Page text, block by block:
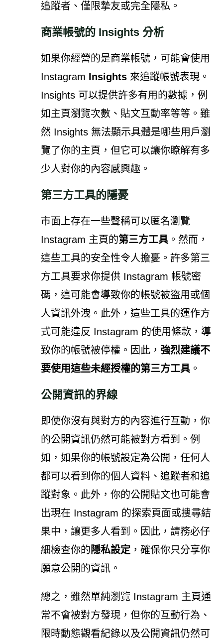
追蹤者、僅限摯友或完全隱私 。
商業帳號的 Insights 分析
如果你經營的是商業帳號，可能會使用
Instagram Insights來追蹤帳號表現。
Insights 可以提供許多有用的數據，例
如主頁瀏覽次數、貼文互動率等等。雖
然 Insights 無法顯示具體是哪些用戶瀏
覽了你的主頁，但它可以讓你瞭解有多
少人對你的內容感興趣 。
第三方工具的隱憂
市面上存在一些聲稱可以匿名瀏覽
Instagram 主頁的第三方工具。然而，
這些工具的安全性令人擔憂。許多第三
方工具要求你提供 Instagram 帳號密
碼，這可能會導致你的帳號被盜用或個
人資訊外洩。此外，這些工具的運作方
式可能違反 Instagram 的使用條款，導
致你的帳號被停權。因此， 強烈建議不
要使用這些未經授權的第三方工具。
公開資訊的界線
即使你沒有與對方的內容進行互動，你
的公開資訊仍然可能被對方看到。例
如，如果你的帳號設定為公開，任何人
都可以看到你的個人資料、追蹤者和追
蹤對象。此外，你的公開貼文也可能會
出現在 Instagram 的探索頁面或搜尋結
果中，讓更多人看到 。因此，請務必仔
細檢查你的隱私設定，確保你只分享你
願意公開的資訊。
總之，雖然單純瀏覽 Instagram 主頁通
常不會被對方發現，但你的互動行為、
限時動態觀看紀錄以及公開資訊仍然可